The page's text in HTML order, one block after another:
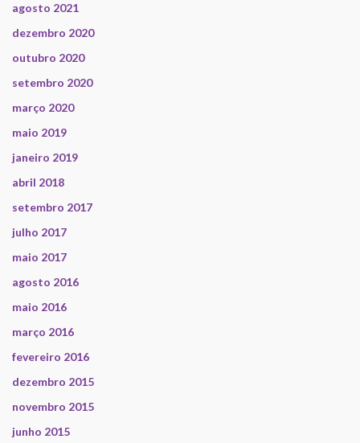
agosto 2021
dezembro 2020
outubro 2020
setembro 2020
março 2020
maio 2019
janeiro 2019
abril 2018
setembro 2017
julho 2017
maio 2017
agosto 2016
maio 2016
março 2016
fevereiro 2016
dezembro 2015
novembro 2015
junho 2015